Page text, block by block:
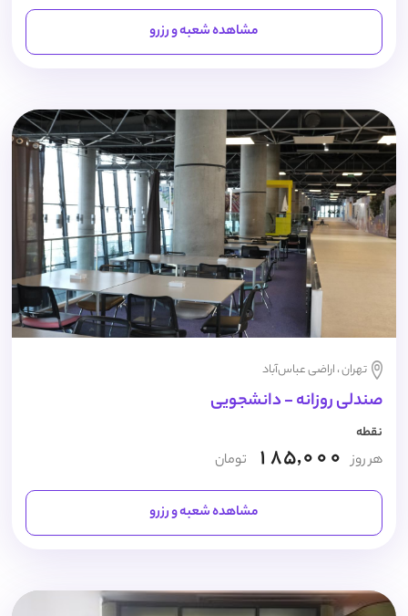
مشاهده شعبه و رزرو
تهران ، اراضی عباس‌آباد
صندلی روزانه - دانشجویی
نقطه
هر روز 185,000 تومان
مشاهده شعبه و رزرو